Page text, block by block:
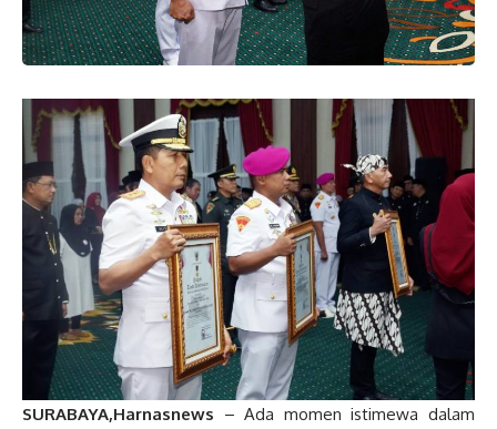
SURABAYA,Harnasnews – Ada momen istimewa dalam